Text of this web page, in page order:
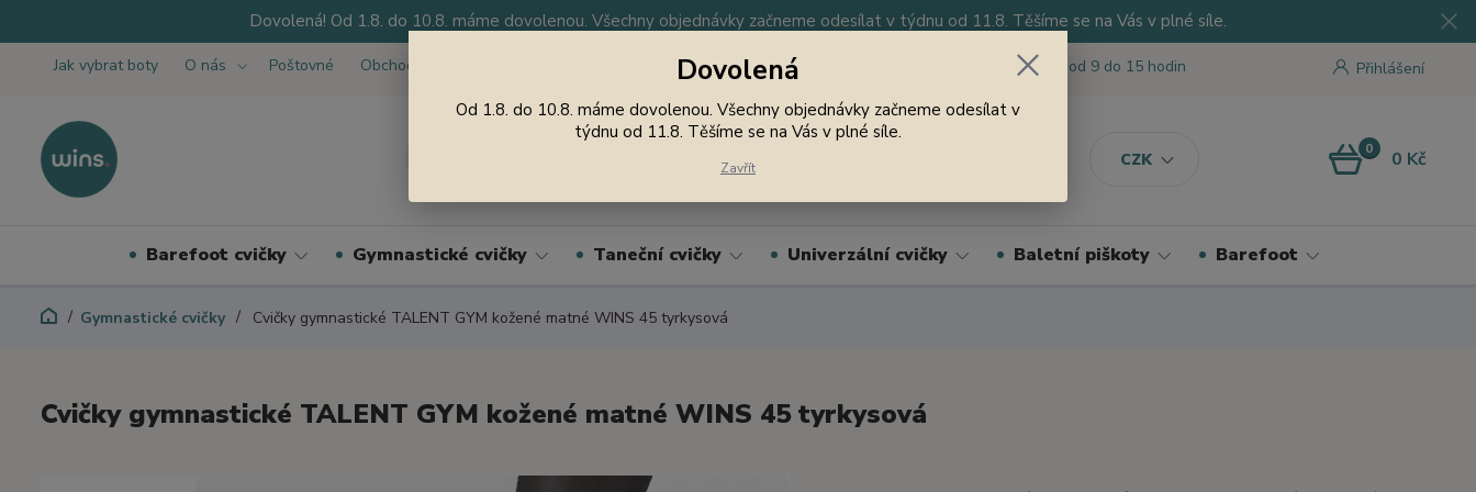
Dovolená! Od 1.8. do 10.8. máme dovolenou. Všechny objednávky začneme odesílat v týdnu od 11.8. Těšíme se na Vás v plné síle.
Jak vybrat boty O nás Poštovné Obchodní podmínky
CZK
Přihlášení
Nevíte si rady? Zavolejte. Jsme tu pro Vás od 9 do 15 hodin
0 0 Kč
Barefoot cvičky Gymnastické cvičky Taneční cvičky Univerzální cvičky Baletní piškoty Barefoot
Gymnastické cvičky Cvičky gymnastické TALENT GYM kožené matné WINS 45 tyrkysová
Cvičky gymnastické TALENT GYM kožené matné WINS 45 tyrkysová
Dovolená
Od 1.8. do 10.8. máme dovolenou. Všechny objednávky začneme odesílat v
týdnu od 11.8. Těšíme se na Vás v plné síle.
Zavřít